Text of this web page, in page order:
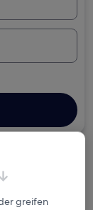
greifen